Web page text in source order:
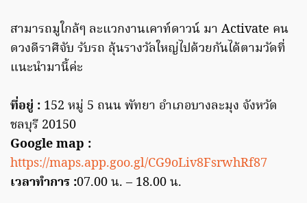
สามารถมูใกล้ๆ ละแวกงานเคาท์ดาวน์ มา Activate คน
ดวงดีราศีจับ รับรถ ลุ้นรางวัลใหญ่ไปด้วยกันได้ตามวัดที่
แนะนำมานี้ค่ะ
ที่อยู่ : 152 หมู่ 5 ถนน พัทยา อำเภอบางละมุง จังหวัด
ชลบุรี 20150
Google map :
https://maps.app.goo.gl/CG9oLiv8FsrwhRf87
เวลาทำการ :07.00 น. – 18.00 น.